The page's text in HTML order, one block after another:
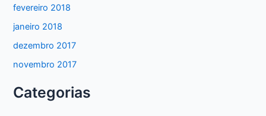
fevereiro 2018
janeiro 2018
dezembro 2017
novembro 2017
Categorias